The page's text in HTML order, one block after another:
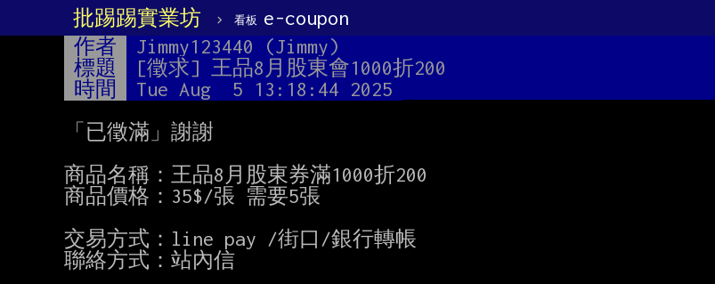
批踢踢實業坊 › 看板 e-coupon
作者 Jimmy123440 (Jimmy)
標題
[徵求] 王品8月股東會1000折200
時間
Tue Aug  5 13:18:44 2025
「已徵滿」謝謝
商品名稱：王品8月股東券滿1000折200
商品價格：35$/張 需要5張
交易方式：line pay /街口/銀行轉帳
聯絡方式：站內信